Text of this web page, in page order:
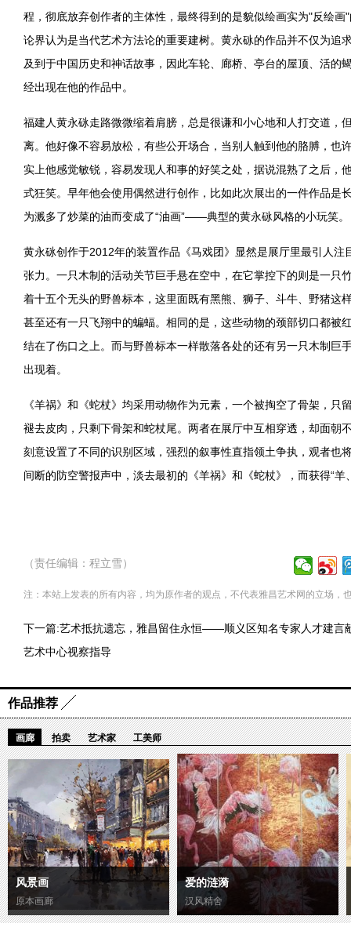
程，彻底放弃创作者的主体性，最终得到的是貌似绘画实为"反绘画
论界认为是当代艺术方法论的重要建树。黄永砯的作品并不仅为追
及到于中国历史和神话故事，因此车轮、廊桥、亭台的屋顶、活的
经出现在他的作品中。
福建人黄永砯走路微微缩着肩膀，总是很谦和小心地和人打交道，
离。他好像不容易放松，有些公开场合，当别人触到他的胳膊，也
实上他感觉敏锐，容易发现人和事的好笑之处，据说混熟了之后，
式狂笑。早年他会使用偶然进行创作，比如此次展出的一件作品是
为溅多了炒菜的油而变成了“油画”——典型的黄永砯风格的小玩笑。
黄永砯创作于2012年的装置作品《马戏团》显然是展厅里最引人注
张力。一只木制的活动关节巨手悬在空中，在它掌控下的则是一只
着十五个无头的野兽标本，这里面既有黑熊、狮子、斗牛、野猪这
甚至还有一只飞翔中的蝙蝠。相同的是，这些动物的颈部切口都被
结在了伤口之上。而与野兽标本一样散落各处的还有另一只木制巨
出现着。
《羊祸》和《蛇杖》均采用动物作为元素，一个被掏空了骨架，只
褪去皮肉，只剩下骨架和蛇杖尾。两者在展厅中互相穿透，却面朝
刻意设置了不同的识别区域，强烈的叙事性直指领土争执，观者也
间断的防空警报声中，淡去最初的《羊祸》和《蛇杖》，而获得“羊
（责任编辑：程立雪）
注：本站上发表的所有内容，均为原作者的观点，不代表雅昌艺术网的立场，
下一篇:艺术抵抗遗忘，雅昌留住永恒——顺义区知名专家人才建言
艺术中心视察指导
作品推荐
画廊 拍卖 艺术家 工美师
风景画
原本画廊
爱的涟漪
汉风精舍